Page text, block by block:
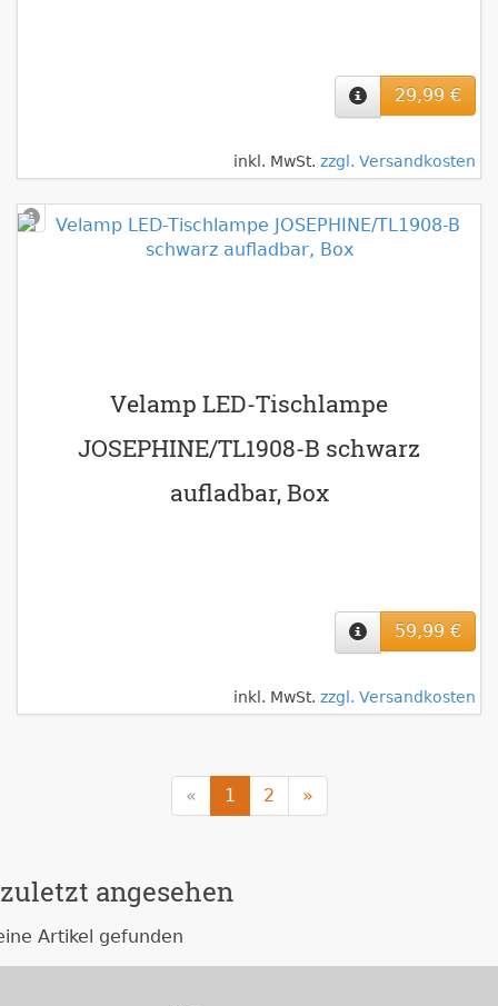
29,99 €
inkl. MwSt. zzgl. Versandkosten
Velamp LED-Tischlampe
JOSEPHINE/TL1908-B schwarz
aufladbar, Box
59,99 €
inkl. MwSt. zzgl. Versandkosten
« 1 2 »
zuletzt angesehen
Artikel gefunden